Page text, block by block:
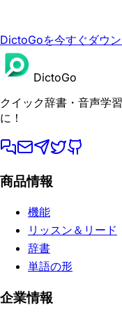
DictoGoを今すぐダウ
DictoGo
クイック辞書・音声学
に！
商品情報
機能
リッスン＆リード
辞書
単語の形
企業情報